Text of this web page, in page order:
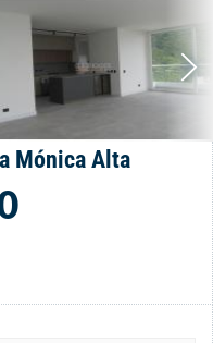
Mónica Alta